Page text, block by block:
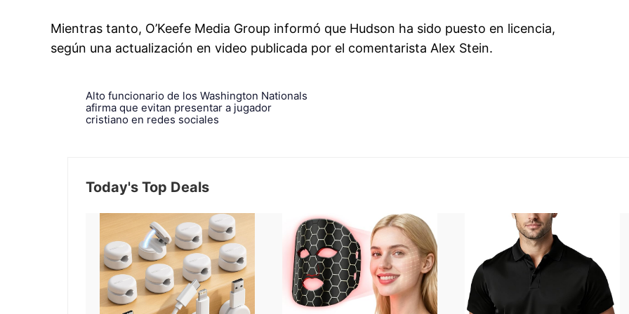
Mientras tanto, O’Keefe Media Group informó que Hudson ha sido puesto en licencia,
según una actualización en video publicada por el comentarista Alex Stein.
Alto funcionario de los Washington Nationals
afirma que evitan presentar a jugador
cristiano en redes sociales
Today's Top Deals